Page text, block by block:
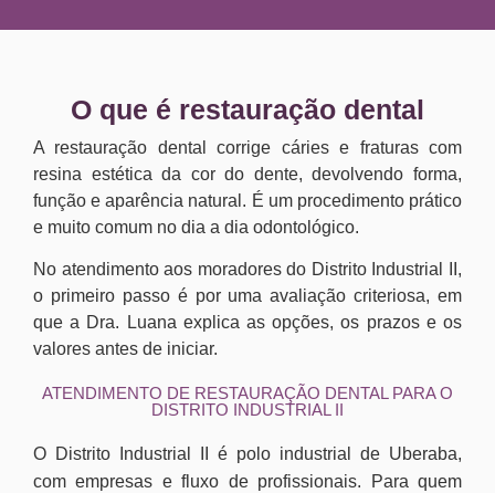
O que é restauração dental
A restauração dental corrige cáries e fraturas com
resina estética da cor do dente, devolvendo forma,
função e aparência natural. É um procedimento prático
e muito comum no dia a dia odontológico.
No atendimento aos moradores do Distrito Industrial II,
o primeiro passo é por uma avaliação criteriosa, em
que a Dra. Luana explica as opções, os prazos e os
valores antes de iniciar.
ATENDIMENTO DE RESTAURAÇÃO DENTAL PARA O
DISTRITO INDUSTRIAL II
O Distrito Industrial II é polo industrial de Uberaba,
com empresas e fluxo de profissionais. Para quem